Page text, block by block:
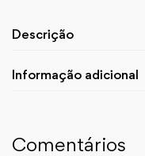
Descrição
Informação adicional
Comentários